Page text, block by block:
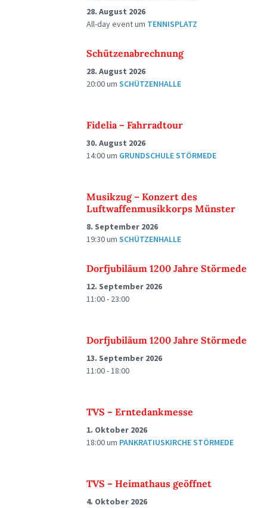
28. August 2026
All-day eventum TENNISPLATZ
Schützenabrechnung
28. August 2026
20:00um SCHÜTZENHALLE
Fidelia – Fahrradtour
30. August 2026
14:00um GRUNDSCHULE STÖRMEDE
Musikzug – Konzert des
Luftwaffenmusikkorps Münster
8. September 2026
19:30um SCHÜTZENHALLE
Dorfjubiläum 1200 Jahre Störmede
12. September 2026
11:00 - 23:00
Dorfjubiläum 1200 Jahre Störmede
13. September 2026
11:00 - 18:00
TVS – Erntedankmesse
1. Oktober 2026
18:00um PANKRATIUSKIRCHE STÖRMEDE
TVS – Heimathaus geöffnet
4. Oktober 2026